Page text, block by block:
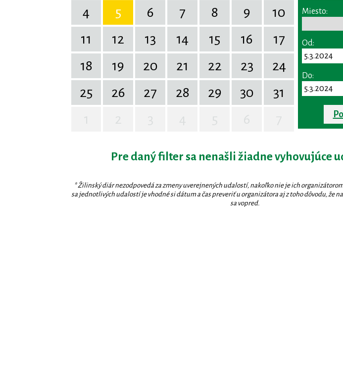
4
5 6 7 8 9
10
11
12 13 14 15 16
17
18
19 20 21 22 23
24
25
26 27 28 29 30
31
Miesto:
Od:
Do:
Pre daný filter sa nenašli žiadne vyhovujúce
* Žilinský diár nezodpovedá za zmeny uverejnených udalostí, nakoľko nie je ich
sa jednotlivých udalostí je vhodné si dátum a čas preveriť u organizátora aj z toho dôvodu, že
sa vopred.